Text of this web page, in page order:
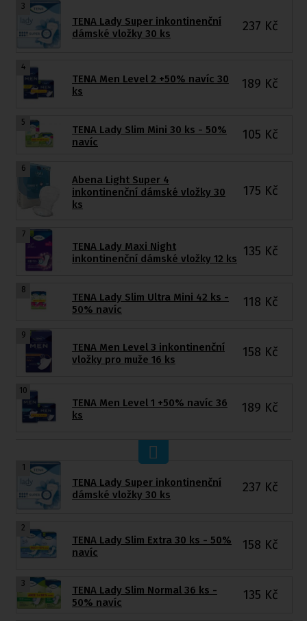
3
TENA Lady Super inkontinenční
dámské vložky 30 ks
237 Kč
4
TENA Men Level 2 +50% navíc 30
ks
189 Kč
5
TENA Lady Slim Mini 30 ks - 50%
navíc
105 Kč
6
Abena Light Super 4
inkontinenční dámské vložky 30
ks
175 Kč
7
TENA Lady Maxi Night
inkontinenční dámské vložky 12 ks
135 Kč
8
TENA Lady Slim Ultra Mini 42 ks -
50% navíc
118 Kč
9
TENA Men Level 3 inkontinenční
vložky pro muže 16 ks
158 Kč
10
TENA Men Level 1 +50% navíc 36
ks
189 Kč
1
TENA Lady Super inkontinenční
dámské vložky 30 ks
237 Kč
2
TENA Lady Slim Extra 30 ks - 50%
navíc
158 Kč
3
TENA Lady Slim Normal 36 ks -
50% navíc
135 Kč